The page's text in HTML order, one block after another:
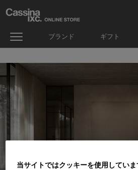
ブランド ギフト
当サイトではクッキーを使用していま